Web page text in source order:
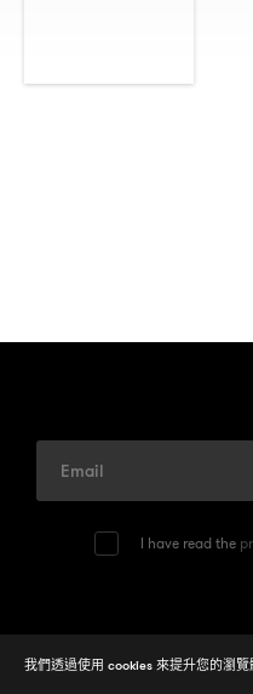
I have read the
我們透過使用 cookies 來提升您的瀏